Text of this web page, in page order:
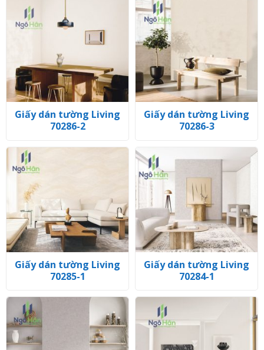
Giấy dán tường Living
70286-2
Giấy dán tường Living
70286-3
Giấy dán tường Living
70285-1
Giấy dán tường Living
70284-1